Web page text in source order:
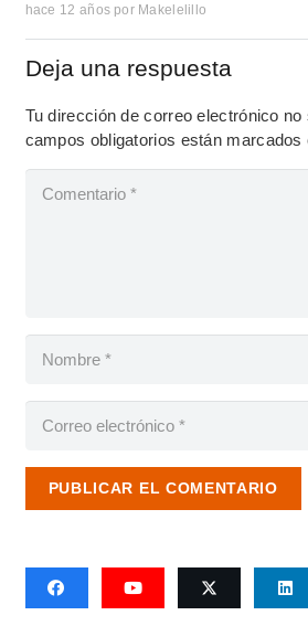
hace 12 años por Makelelillo
Deja una respuesta
Tu dirección de correo electrónico no
campos obligatorios están
PUBLICAR EL COMENTARIO